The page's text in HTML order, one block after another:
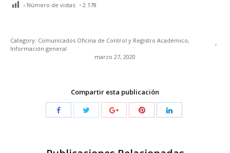
Número de vistas: 2.178
Category: Comunicados Oficina de Control y Registro Académico,
Información general
marzo 27, 2020
Compartir esta publicación